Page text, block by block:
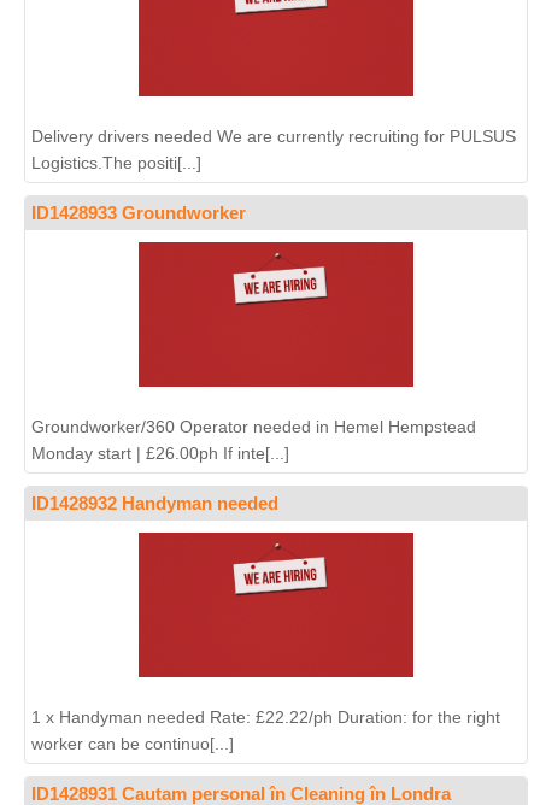
Delivery drivers needed We are currently recruiting for PULSUS
Logistics.The positi[...]
ID1428933 Groundworker
Groundworker/360 Operator needed in Hemel Hempstead
Monday start | £26.00ph If inte[...]
ID1428932 Handyman needed
1 x Handyman needed Rate: £22.22/ph Duration: for the right
worker can be continuo[...]
ID1428931 Cautam personal în Cleaning în Londra